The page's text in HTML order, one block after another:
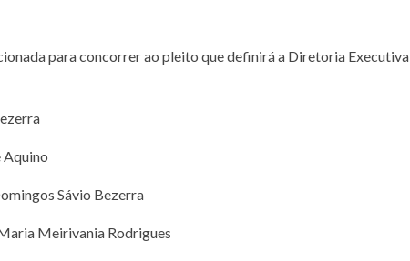
para concorrer ao pleito que definirá a Diretoria Executiva
Sávio Bezerra
Meirivania Rodrigues